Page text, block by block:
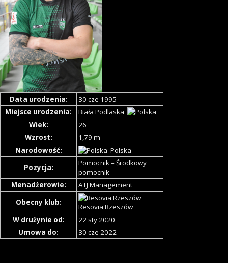
Data urodzenia:
30 cze 1995
Miejsce urodzenia:
Biała Podlaska
Wiek:
26
Wzrost:
1,79 m
Narodowość:
Polska
Pozycja:
Pomocnik – Środkowy
pomocnik
Menadżerowie:
ATJ Management
Obecny klub:
Resovia Rzeszów
W drużynie od:
22 sty 2020
Umowa do:
30 cze 2022